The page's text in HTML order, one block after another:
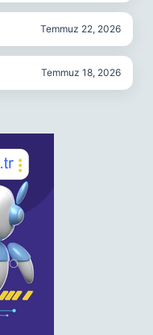
Temmuz 22, 2026
Temmuz 18, 2026